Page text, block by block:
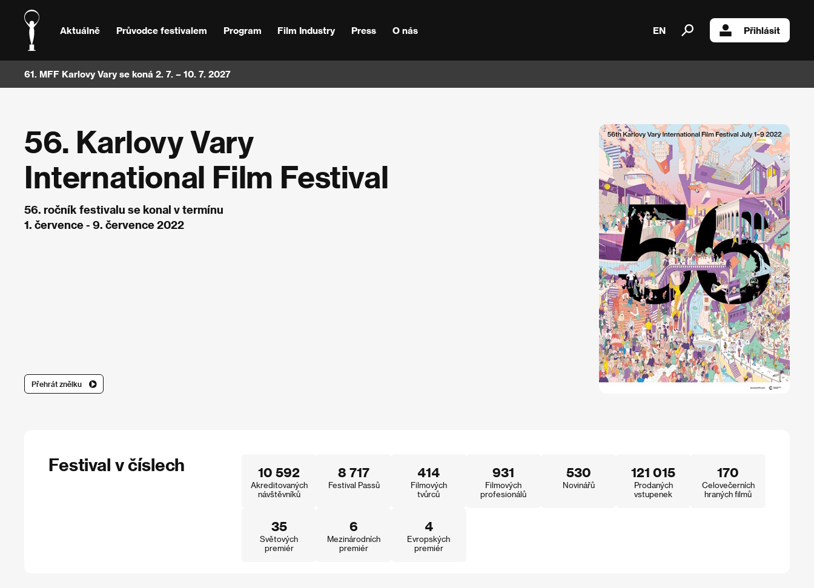
Aktuálně Průvodce festivalem Program Film Industry Press O nás EN Přihlásit
61. MFF Karlovy Vary se koná 2. 7. – 10. 7. 2027
56. Karlovy Vary
International Film Festival
56. ročník festivalu se konal v termínu
1. července - 9. července 2022
Přehrát znělku
Festival v číslech 10 592
Akreditovaných
návštěvníků
8 717
Festival Passů
414
Filmových
tvůrců
931
Filmových
profesionálů
530
Novinářů
121 015
Prodaných
vstupenek
170
Celovečerních
hraných filmů
35
Světových
premiér
6
Mezinárodních
premiér
4
Evropských
premiér